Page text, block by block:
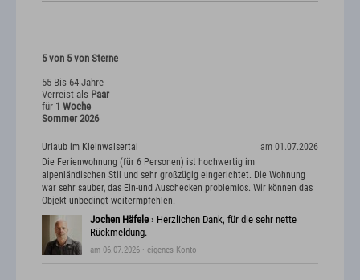
5 von 5 von Sterne
55 Bis 64 Jahre
Verreist als Paar
für 1 Woche
Sommer 2026
am 01.07.2026
Urlaub im Kleinwalsertal
Die Ferienwohnung (für 6 Personen) ist hochwertig im
alpenländischen Stil und sehr großzügig eingerichtet. Die Wohnung
war sehr sauber, das Ein-und Auschecken problemlos. Wir können das
Objekt unbedingt weitermpfehlen.
Jochen Häfele › Herzlichen Dank, für die sehr nette
Rückmeldung.
am 06.07.2026 · eigenes Konto